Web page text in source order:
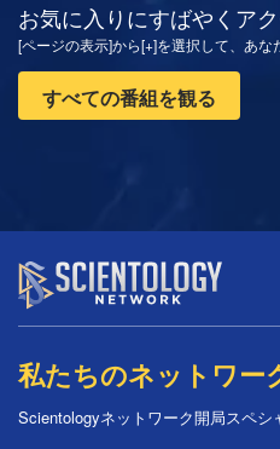
お気に入りにすばやくア
[ページの表示]から[+]を選択して、あ
すべての番組を観る
私たちのネットワー
Scientologyネットワーク開局スペシ